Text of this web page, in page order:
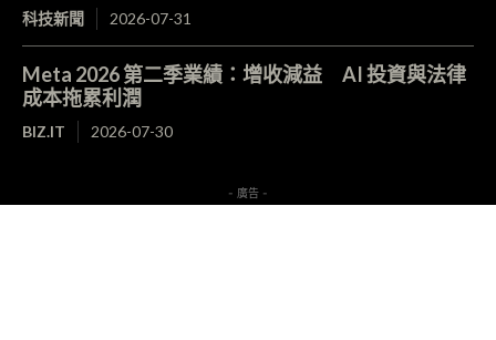
科技新聞 2026-07-31
Meta 2026 第二季業績：增收減益 AI 投資與法律
成本拖累利潤
BIZ.IT 2026-07-30
- 廣告 -